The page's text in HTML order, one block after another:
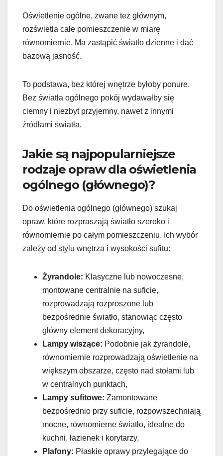
Oświetlenie ogólne, zwane też głównym,
rozświetla całe pomieszczenie w miarę
równomiernie. Ma zastąpić światło dzienne i dać
bazową jasność.
To podstawa, bez której wnętrze byłoby ponure.
Bez światła ogólnego pokój wydawałby się
ciemny i niezbyt przyjemny, nawet z innymi
źródłami światła.
Jakie są najpopularniejsze
rodzaje opraw dla oświetlenia
ogólnego (głównego)?
Do oświetlenia ogólnego (głównego) szukaj
opraw, które rozpraszają światło szeroko i
równomiernie po całym pomieszczeniu. Ich wybór
zależy od stylu wnętrza i wysokości sufitu:
Żyrandole: Klasyczne lub nowoczesne,
montowane centralnie na suficie,
rozprowadzają rozproszone lub
bezpośrednie światło, stanowiąc często
główny element dekoracyjny,
Lampy wiszące: Podobnie jak żyrandole,
równomiernie rozprowadzają oświetlenie na
większym obszarze, często nad stołami lub
w centralnych punktach,
Lampy sufitowe: Zamontowane
bezpośrednio przy suficie, rozpowszechniają
mocne, równomierne światło, idealne do
kuchni, łazienek i korytarzy,
Plafony: Płaskie oprawy przylegające do